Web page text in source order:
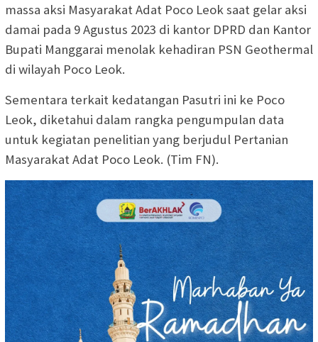
massa aksi Masyarakat Adat Poco Leok saat gelar aksi
damai pada 9 Agustus 2023 di kantor DPRD dan Kantor
Bupati Manggarai menolak kehadiran PSN Geothermal
di wilayah Poco Leok.
Sementara terkait kedatangan Pasutri ini ke Poco
Leok, diketahui dalam rangka pengumpulan data
untuk kegiatan penelitian yang berjudul Pertanian
Masyarakat Adat Poco Leok. (Tim FN).